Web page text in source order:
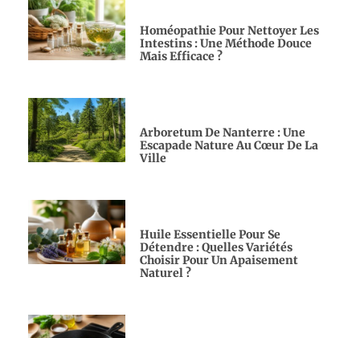
Homéopathie Pour Nettoyer Les
Intestins : Une Méthode Douce
Mais Efficace ?
Arboretum De Nanterre : Une
Escapade Nature Au Cœur De La
Ville
Huile Essentielle Pour Se
Détendre : Quelles Variétés
Choisir Pour Un Apaisement
Naturel ?